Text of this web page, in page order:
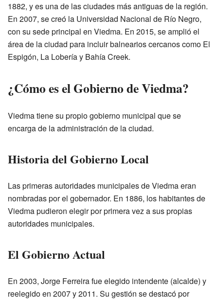
1882, y es una de las ciudades más antiguas de la región.
En 2007, se creó la Universidad Nacional de Río Negro,
con su sede principal en Viedma. En 2015, se amplió el
área de la ciudad para incluir balnearios cercanos como El
Espigón, La Lobería y Bahía Creek.
¿Cómo es el Gobierno de Viedma?
Viedma tiene su propio gobierno municipal que se
encarga de la administración de la ciudad.
Historia del Gobierno Local
Las primeras autoridades municipales de Viedma eran
nombradas por el gobernador. En 1886, los habitantes de
Viedma pudieron elegir por primera vez a sus propias
autoridades municipales.
El Gobierno Actual
En 2003, Jorge Ferreira fue elegido intendente (alcalde) y
reelegido en 2007 y 2011. Su gestión se destacó por